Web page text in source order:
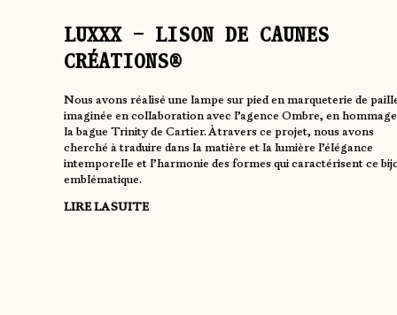
LUXXX – LISON DE CAUNES
CRÉATIONS®
Nous avons réalisé une lampe sur pied en marqueterie de
imaginée en collaboration avec l’agence Ombre, en
la bague Trinity de Cartier. À travers ce projet, nous avons
cherché à traduire dans la matière et la lumière l’élégance
intemporelle et l’harmonie des formes qui caractérisent ce
emblématique.
LIRE LA SUITE